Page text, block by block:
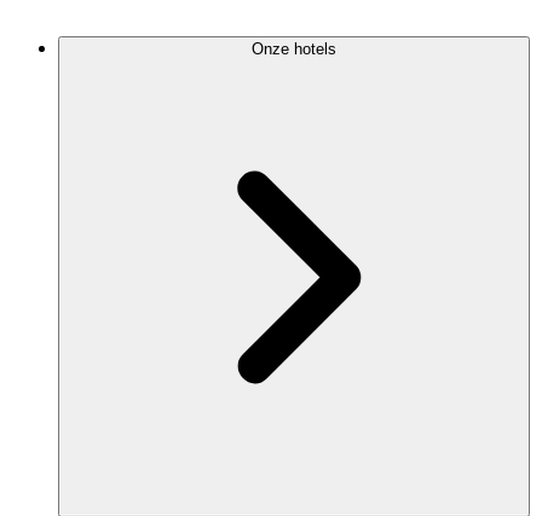
Onze hotels